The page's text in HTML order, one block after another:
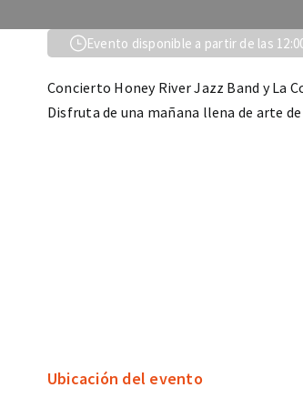
Evento disponible a partir de las
Concierto Honey River Jazz Band y La
Disfruta de una mañana llena de arte de
Ubicación del evento